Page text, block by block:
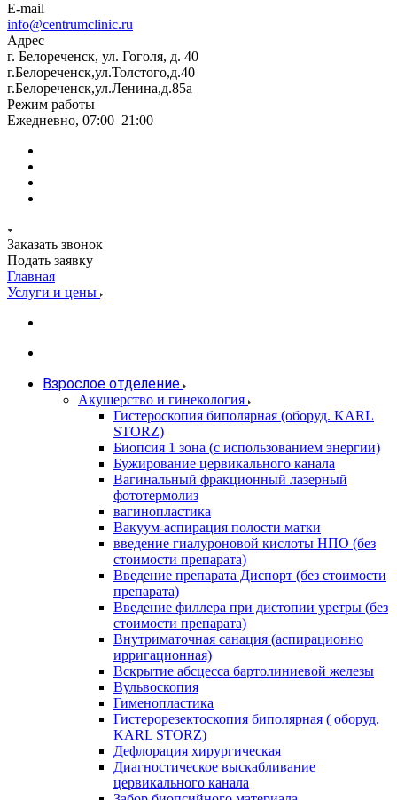
E-mail
info@centrumclinic.ru
Адрес
г. Белореченск, ул. Гоголя, д. 40
г.Белореченск,ул.Толстого,д.40
г.Белореченск,ул.Ленина,д.85а
Режим работы
Ежедневно, 07:00–21:00
Заказать звонок
Подать заявку
Главная
Услуги и цены
Взрослое отделение
Акушерство и гинекология
Гистероскопия биполярная (оборуд. KARL
STORZ)
Биопсия 1 зона (с использованием энергии)
Бужирование цервикального канала
Вагинальный фракционный лазерный
фототермолиз
вагинопластика
Вакуум-аспирация полости матки
введение гиалуроновой кислоты НПО (без
стоимости препарата)
Введение препарата Диспорт (без стоимости
препарата)
Введение филлера при дистопии уретры (без
стоимости препарата)
Внутриматочная санация (аспирационно
ирригационная)
Вскрытие абсцесса бартолиниевой железы
Вульвоскопия
Гименопластика
Гистерорезектоскопия биполярная ( оборуд.
KARL STORZ)
Дефлорация хирургическая
Диагностическое выскабливание
цервикального канала